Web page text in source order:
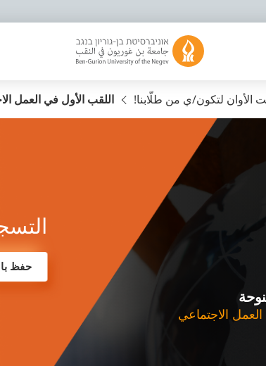
الأوان لتكون/ي من طلّابنا! اللقب الأول في العمل
حفظ